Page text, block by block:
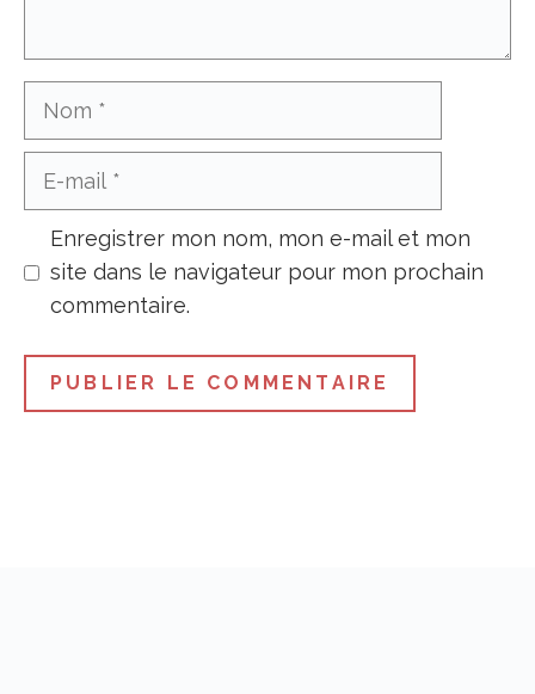
Enregistrer mon nom, mon e-mail et mon
site dans le navigateur pour mon prochain
commentaire.